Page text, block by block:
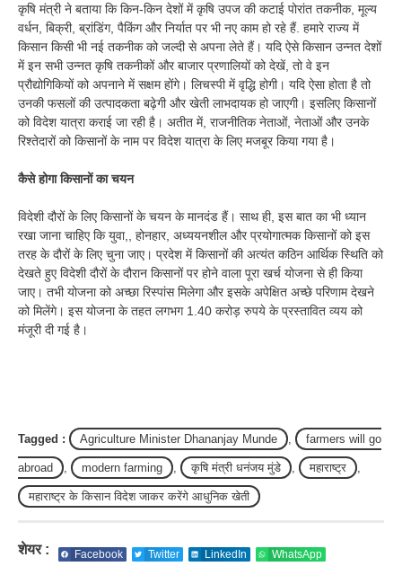
कृषि मंत्री ने बताया कि किन-किन देशों में कृषि उपज की कटाई पोरांत तकनीक, मूल्य
वर्धन, बिक्री, ब्रांडिंग, पैकिंग और निर्यात पर भी नए काम हो रहे हैं. हमारे राज्य में
किसान किसी भी नई तकनीक को जल्दी से अपना लेते हैं। यदि ऐसे किसान उन्नत देशों
में इन सभी उन्नत कृषि तकनीकों और बाजार प्रणालियों को देखें, तो वे इन
प्रौद्योगिकियों को अपनाने में सक्षम होंगे। लिचस्पी में वृद्धि होगी। यदि ऐसा होता है तो
उनकी फसलों की उत्पादकता बढ़ेगी और खेती लाभदायक हो जाएगी। इसलिए किसानों
को विदेश यात्रा कराई जा रही है। अतीत में, राजनीतिक नेताओं, नेताओं और उनके
रिश्तेदारों को किसानों के नाम पर विदेश यात्रा के लिए मजबूर किया गया है।
कैसे होगा किसानों का चयन
विदेशी दौरों के लिए किसानों के चयन के मानदंड हैं। साथ ही, इस बात का भी ध्यान
रखा जाना चाहिए कि युवा,, होनहार, अध्ययनशील और प्रयोगात्मक किसानों को इस
तरह के दौरों के लिए चुना जाए। प्रदेश में किसानों की अत्यंत कठिन आर्थिक स्थिति को
देखते हुए विदेशी दौरों के दौरान किसानों पर होने वाला पूरा खर्च योजना से ही किया
जाए। तभी योजना को अच्छा रिस्पांस मिलेगा और इसके अपेक्षित अच्छे परिणाम देखने
को मिलेंगे। इस योजना के तहत लगभग 1.40 करोड़ रुपये के प्रस्तावित व्यय को
मंजूरी दी गई है।
Tagged : Agriculture Minister Dhananjay Munde , farmers will go
abroad , modern farming , कृषि मंत्री धनंजय मुंडे , महाराष्ट्र ,
महाराष्ट्र के किसान विदेश जाकर करेंगे आधुनिक खेती
शेयर : Facebook Twitter LinkedIn WhatsApp